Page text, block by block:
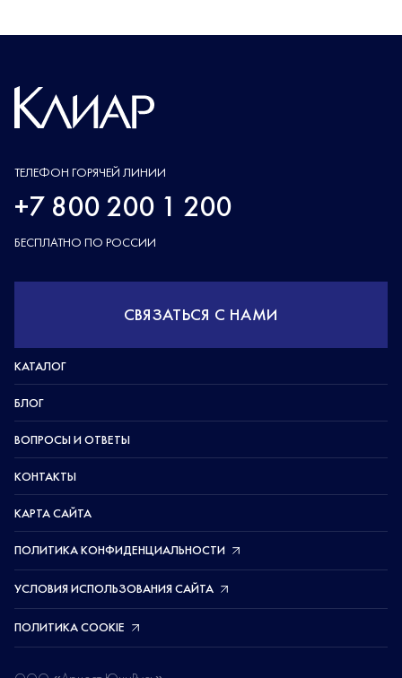
ТЕЛЕФОН ГОРЯЧЕЙ ЛИНИИ
+7 800 200 1 200
БЕСПЛАТНО ПО РОССИИ
СВЯЗАТЬСЯ С НАМИ
КАТАЛОГ
БЛОГ
ВОПРОСЫ И ОТВЕТЫ
КОНТАКТЫ
КАРТА САЙТА
ПОЛИТИКА КОНФИДЕНЦИАЛЬНОСТИ
УСЛОВИЯ ИСПОЛЬЗОВАНИЯ САЙТА
ПОЛИТИКА COOKIE